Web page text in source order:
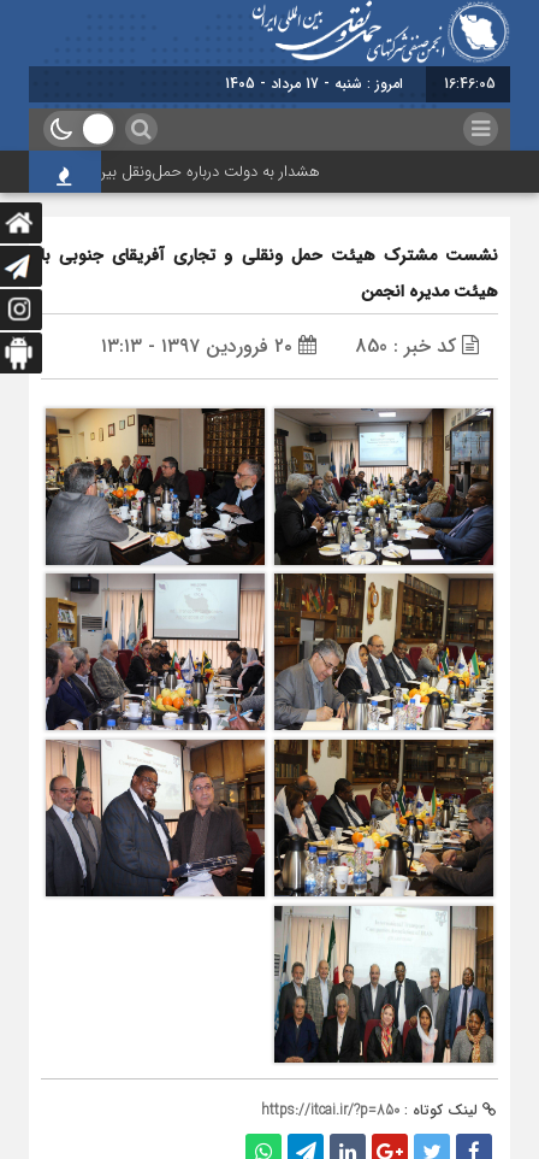
16:46:06 برابر با : Saturda
هشدار به دولت درباره حمل‌ونقل بین‌المللی؛ شرکت‌ها
نشست مشترک هیئت حمل ونقلی و تجاری آفریقای جنوبی با
هیئت مدیره انجمن
کد خبر : 850
لینک کوتاه : https://itcai.ir/?p=850